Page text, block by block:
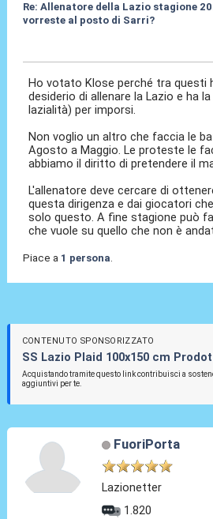
Re: Allenatore della Lazio stagione
vorreste al posto di Sarri?
Ho votato Klose perché tra questi
desiderio di allenare la Lazio e ha
lazialità) per imporsi.
Non voglio un altro che faccia le
Agosto a Maggio. Le proteste le
abbiamo il diritto di pretendere il
L'allenatore deve cercare di
questa dirigenza e dai giocatori
solo questo. A fine stagione può
che vuole su quello che non è
Piace a 1 persona.
CONTENUTO SPONSORIZZATO
SS Lazio Plaid 100x150 cm
Acquistando tramite questo link contribuisci a
aggiuntivi per te.
FuoriPorta
Lazionetter
1.820